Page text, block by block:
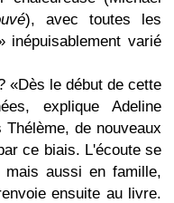
), avec toutes les
inépuisablement varié
«Dès le début de cette
explique Adeline
de nouveaux
ce biais. L'écoute se
mais aussi en famille,
ensuite au livre.